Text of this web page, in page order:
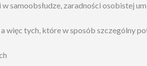
samoobsłudze, zaradności osobistej
więc tych, które w sposób szczególny